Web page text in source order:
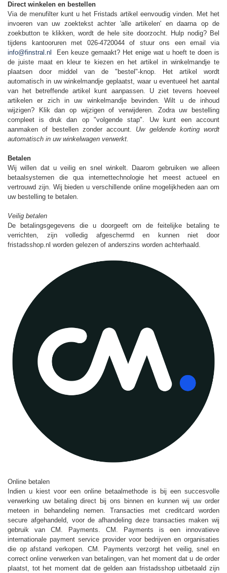
Direct winkelen en bestellen
Via de menufilter kunt u het Fristads artikel eenvoudig vinden. Met het
invoeren van uw zoektekst achter 'alle artikelen' en daarna op de
zoekbutton te klikken, wordt de hele site doorzocht. Hulp nodig? Bel
tijdens kantooruren met 026-4720044 of stuur ons een email via
info@finstral.nl
Een keuze gemaakt? Het enige wat u hoeft te doen is
de juiste maat en kleur te kiezen en het artikel in winkelmandje te
plaatsen door middel van de "bestel"-knop. Het artikel wordt
automatisch in uw winkelmandje geplaatst, waar u eventueel het aantal
van het betreffende artikel kunt aanpassen. U ziet tevens hoeveel
artikelen er zich in uw winkelmandje bevinden. Wilt u de inhoud
wijzigen? Klik dan op wijzigen of verwijderen. Zodra uw bestelling
compleet is druk dan op "volgende stap". Uw kunt een account
aanmaken of bestellen zonder account. Uw geldende korting wordt
automatisch in uw winkelwagen verwerkt.
Betalen
Wij willen dat u veilig en snel winkelt. Daarom gebruiken we alleen
betaalsystemen die qua internettechnologie het meest actueel en
vertrouwd zijn. Wij bieden u verschillende online mogelijkheden aan om
uw bestelling te betalen.
Veilig betalen
De betalingsgegevens die u doorgeeft om de feitelijke betaling te
verrichten, zijn volledig afgeschermd en kunnen niet door
fristadsshop.nl worden gelezen of anderszins worden achterhaald.
Online betalen
Indien u kiest voor een online betaalmethode is bij een succesvolle
verwerking uw betaling direct bij ons binnen en kunnen wij uw order
meteen in behandeling nemen. Transacties met creditcard worden
secure afgehandeld, voor de afhandeling deze transacties maken wij
gebruik van CM. Payments. CM. Payments is een innovatieve
internationale payment service provider voor bedrijven en organisaties
die op afstand verkopen. CM. Payments verzorgt het veilig, snel en
correct online verwerken van betalingen, van het moment dat u de order
plaatst, tot het moment dat de gelden aan fristadsshop uitbetaald zijn